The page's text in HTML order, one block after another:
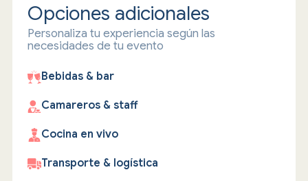
Opciones adicionales
Personaliza tu experiencia según las
necesidades de tu evento
Bebidas & bar
Camareros & staff
Cocina en vivo
Transporte & logística